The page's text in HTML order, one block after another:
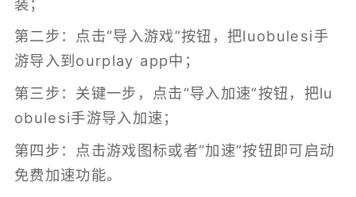
装；
第二步：点击“导入游戏”按钮，把luobulesi手
游导入到ourplay app中；
第三步：关键一步，点击“导入加速”按钮，把lu
obulesi手游导入加速；
第四步：点击游戏图标或者“加速”按钮即可启动
免费加速功能。